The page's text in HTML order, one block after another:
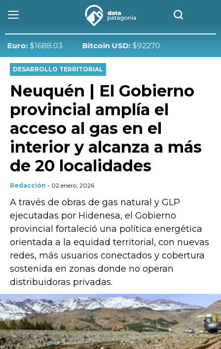
$1688.03 Bitcoin USD: $92270
DESARROLLO TERRITORIAL
Neuquén | El Gobierno
provincial amplía el
acceso al gas en el
interior y alcanza a más
de 20 localidades
Redacción - 02 enero, 2026
A través de obras de gas natural y GLP
ejecutadas por Hidenesa, el Gobierno
provincial fortaleció una política energética
orientada a la equidad territorial, con nuevas
redes, más usuarios conectados y cobertura
sostenida en zonas donde no operan
distribuidoras privadas.